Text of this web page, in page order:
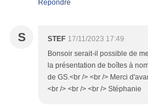
Répondre
S STEF 17/11/2023 17:49
Bonsoir serait-il possible de
la présentation de boîtes à
de GS.<br /> <br /> Merci
<br /> <br /> <br /> Stéphanie